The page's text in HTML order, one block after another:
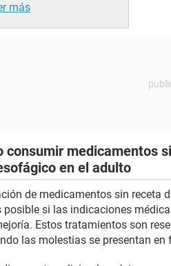
más
consumir medicamentos
en el adulto
de medicamentos sin receta
posible si las indicaciones
Estos tratamientos son
las molestias se presentan